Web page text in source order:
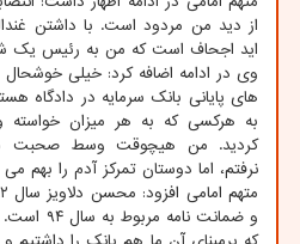
از دید من مردود است. با داشتن
اید اجحاف است که من به رئیس یک
وی در ادامه اضافه کرد: خیلی خوشحال
های پایانی بانک سرمایه در دادگاه
به هرکسی که به هر میزان خواسته
کردید. من هیچوقت وسط صحبت
نرفتم، اما دوستان تمرکز آدم را بهم می
و ضمانت